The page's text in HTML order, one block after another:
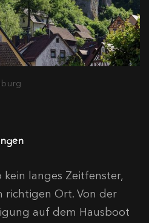
langes Zeitfenster,
richtigen Ort. Von der
auf dem Hausboot